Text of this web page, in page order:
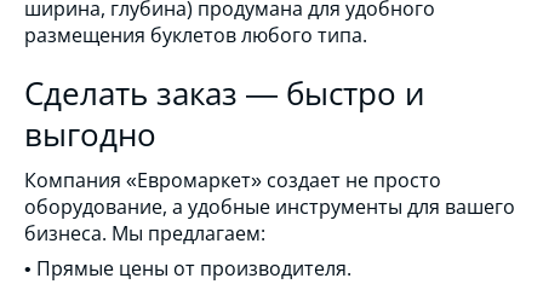
ширина, глубина) продумана для удобного
размещения буклетов любого типа.
Сделать заказ — быстро и
выгодно
Компания «Евромаркет» создает не просто
оборудование, а удобные инструменты для вашего
бизнеса. Мы предлагаем:
• Прямые цены от производителя.